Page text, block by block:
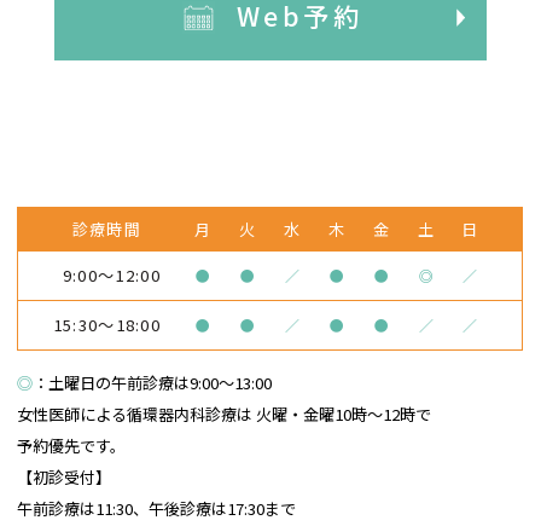
Web予約
診療時間 月 火 水 木 金 土
日
9:00～12:00
● ● ／ ● ● ◎ ／
15:30～18:00 ● ● ／ ● ● ／ ／
◎ ：土曜日の午前診療は9:00～13:00
女性医師による循環器内科診療は 火曜・金曜10時～12時で
予約優先です。
【初診受付】
午前診療は11:30、午後診療は17:30まで